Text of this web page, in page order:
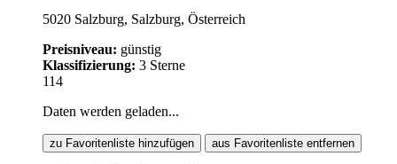
5020 Salzburg, Salzburg, Österreich
Preisniveau: günstig
Klassifizierung: 3 Sterne
114
Daten werden geladen...
zu Favoritenliste hinzufügen aus Favoritenliste entfernen